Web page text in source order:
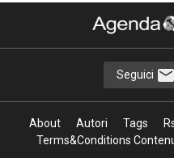
Seguici
About Autori Tags
Terms&Conditions